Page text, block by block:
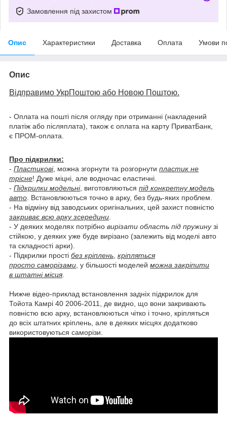
Замовлення під захистом
Опис Характеристики Доставка Оплата Умови
Опис
Відправимо УкрПоштою або Новою Поштою.
- Оплата на пошті після огляду при отриманні (накладений
платіж або післяплата), також є оплата на карту ПриватБанк,
є ПРОМ-оплата.
Про підкрилки:
- Пластикові, можна згорнути та розгорнути пластик не
трісне! Дуже міцні, але водночас еластичні.
- Підкрилки модельні, виготовляються під конкретну модель
авто . Встановлюються точно в арку, без будь-яких проблем.
- На відміну від заводських оригінальних, цей захист повністю
закриває всю арку зсередини
- У деяких моделях потрібно вирізати область під пружинузі
стійкою, у деяких уже буде вирізано (залежить від моделі авто
та складності арки).
- Підкрилки прості без кріплень кріпляться
просто саморізами , у більшості моделей можна закріпити
в штатні місця
Нижче відео-приклад встановлення задніх підкрилок для
Тойота Камрі 40 2006-2011, де видно, що вони закривають
повністю всю арку, встановлюються чітко і точно, кріпляться
до всіх штатних кріплень, але в деяких місцях додатково
використовуються саморізи.